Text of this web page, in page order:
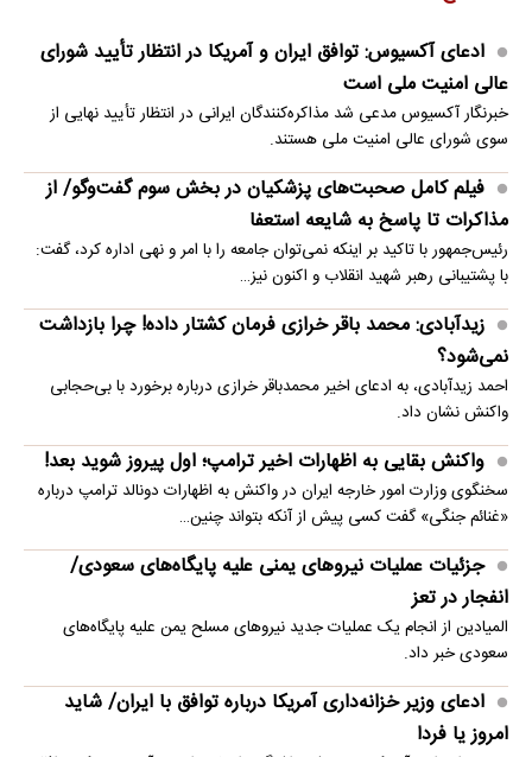
ادعای آکسیوس: توافق ایران و آمریکا در انتظار تأیید شورای
عالی امنیت ملی است
خبرنگار آکسیوس مدعی شد مذاکره‌کنندگان ایرانی در انتظار تأیید نهایی از
سوی شورای عالی امنیت ملی هستند.
فیلم کامل صحبت‌های پزشکیان در بخش سوم گفت‌وگو/ از
مذاکرات تا پاسخ به شایعه استعفا
رئیس‌جمهور با تاکید بر اینکه نمی‌توان جامعه را با امر و نهی اداره کرد، گفت:
با پشتیبانی رهبر شهید انقلاب و اکنون نیز…
زیدآبادی: محمد باقر خرازی فرمان کشتار داده! چرا بازداشت
نمی‌شود؟
احمد زیدآبادی، به ادعای اخیر محمدباقر خرازی درباره برخورد با بی‌حجابی
واکنش نشان داد.
واکنش بقایی به اظهارات اخیر ترامپ؛ اول پیروز شوید بعد!
سخنگوی وزارت امور خارجه ایران در واکنش به اظهارات دونالد ترامپ درباره
«غنائم جنگی» گفت کسی پیش از آنکه بتواند چنین…
جزئیات عملیات نیروهای یمنی علیه پایگاه‌های سعودی/
انفجار در تعز
المیادین از انجام یک عملیات جدید نیروهای مسلح یمن علیه پایگاه‌های
سعودی خبر داد.
ادعای وزیر خزانه‌داری آمریکا درباره توافق با ایران/ شاید
امروز یا فردا